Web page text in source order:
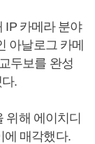
IP 카메라 분야
아날로그 카메
두보를 완성
.
위해 에이치디
에 매각했다.